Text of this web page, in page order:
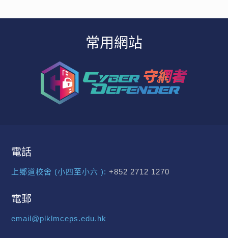
常用網站
電話
上鄉道校舍 (小四至小六 ): +852 2712 1270
電郵
email@plklmceps.edu.hk